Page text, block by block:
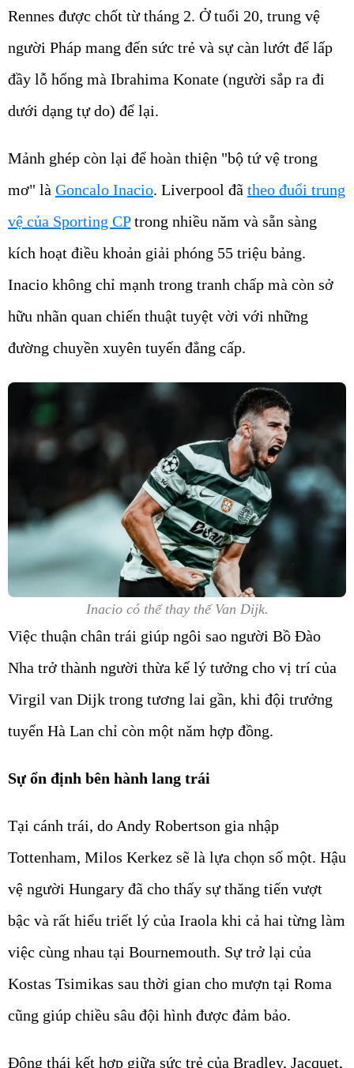
Rennes được chốt từ tháng 2. Ở tuổi 20, trung vệ
người Pháp mang đến sức trẻ và sự càn lướt để lấp
đầy lỗ hổng mà Ibrahima Konate (người sắp ra đi
dưới dạng tự do) để lại.
Mảnh ghép còn lại để hoàn thiện "bộ tứ vệ trong
mơ" là Goncalo Inacio. Liverpool đã theo đuổi trung
vệ của Sporting CPtrong nhiều năm và sẵn sàng
kích hoạt điều khoản giải phóng 55 triệu bảng.
Inacio không chỉ mạnh trong tranh chấp mà còn sở
hữu nhãn quan chiến thuật tuyệt vời với những
đường chuyền xuyên tuyến đẳng cấp.
Inacio có thể thay thế Van Dijk.
Việc thuận chân trái giúp ngôi sao người Bồ Đào
Nha trở thành người thừa kế lý tưởng cho vị trí của
Virgil van Dijk trong tương lai gần, khi đội trưởng
tuyển Hà Lan chỉ còn một năm hợp đồng.
Sự ổn định bên hành lang trái
Tại cánh trái, do Andy Robertson gia nhập
Tottenham, Milos Kerkez sẽ là lựa chọn số một. Hậu
vệ người Hungary đã cho thấy sự thăng tiến vượt
bậc và rất hiểu triết lý của Iraola khi cả hai từng làm
việc cùng nhau tại Bournemouth. Sự trở lại của
Kostas Tsimikas sau thời gian cho mượn tại Roma
cũng giúp chiều sâu đội hình được đảm bảo.
Động thái kết hợp giữa sức trẻ của Bradley, Jacquet,